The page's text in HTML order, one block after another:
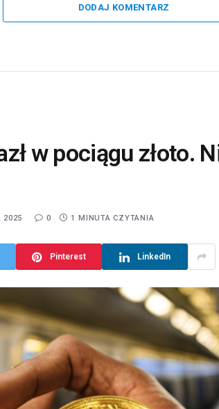
DODAJ KOMENTARZ
w pociągu złoto.
2025 0 1 MINUTA CZYTANIA
Pinterest LinkedIn